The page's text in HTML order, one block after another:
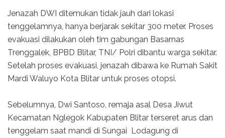
Jenazah DWI ditemukan tidak jauh dari lokasi
tenggelamnya, hanya berjarak sekitar 300 meter. Proses
evakuasi dilakukan oleh tim gabungan Basarnas
Trenggalek, BPBD Blitar, TNI/ Polri dibantu warga sekitar.
Setelah proses evakuasi, jenazah dibawa ke Rumah Sakit
Mardi Waluyo Kota Blitar untuk proses otopsi.
Sebelumnya, Dwi Santoso, remaja asal Desa Jiwut
Kecamatan Nglegok Kabupaten Blitar terseret arus dan
tenggelam saat mandi di Sungai Lodagung di